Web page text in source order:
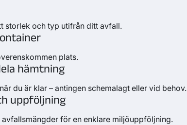
storlek och typ utifrån ditt avfall.
plats.
hämtning
du är klar – antingen schemalagt eller vid behov.
uppföljning
för en enklare miljöuppföljning.